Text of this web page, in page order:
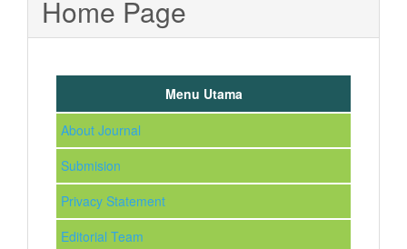
Home Page
Menu Utama
About Journal
Submision
Privacy Statement
Editorial Team